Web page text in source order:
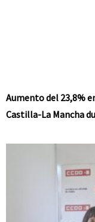
Aumento del 23,8%
Castilla-La Mancha